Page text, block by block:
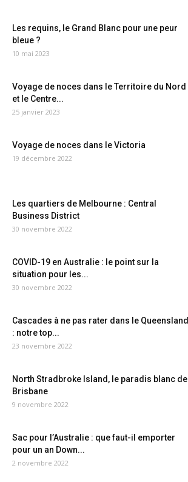
Les requins, le Grand Blanc pour une peur
bleue ?
10 mai 2023
Voyage de noces dans le Territoire du Nord
et le Centre...
25 janvier 2023
Voyage de noces dans le Victoria
19 décembre 2022
Les quartiers de Melbourne : Central
Business District
30 novembre 2022
COVID-19 en Australie : le point sur la
situation pour les...
30 novembre 2022
Cascades à ne pas rater dans le Queensland
: notre top...
23 novembre 2022
North Stradbroke Island, le paradis blanc de
Brisbane
9 novembre 2022
Sac pour l’Australie : que faut-il emporter
pour un an Down...
2 novembre 2022